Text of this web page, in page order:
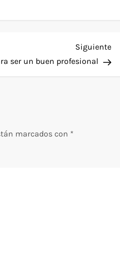
Siguiente
ser un buen profesional
marcados con *